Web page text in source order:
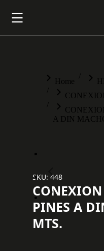
You are here:
Home
A DIN
SKU: 448
PINES A
MTS.